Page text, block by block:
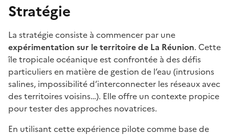
Stratégie
La stratégie consiste à commencer par une
expérimentation sur le territoire de La Réunion. Cette
île tropicale océanique est confrontée à des défis
particuliers en matière de gestion de l’eau (intrusions
salines, impossibilité d’interconnecter les réseaux avec
des territoires voisins…). Elle offre un contexte propice
pour tester des approches novatrices.
En utilisant cette expérience pilote comme base de